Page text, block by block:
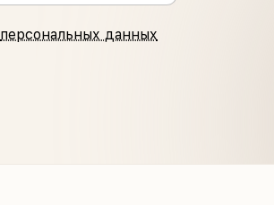
персональных данных